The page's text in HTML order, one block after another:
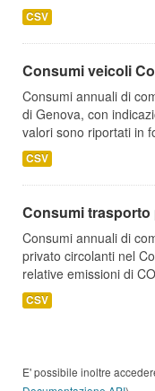
CSV
Consumi veicoli
Consumi annuali di
di Genova, con
valori sono riportati in
CSV
Consumi trasporto
Consumi annuali di
privato circolanti nel
relative emissioni di
CSV
E' possibile inoltre